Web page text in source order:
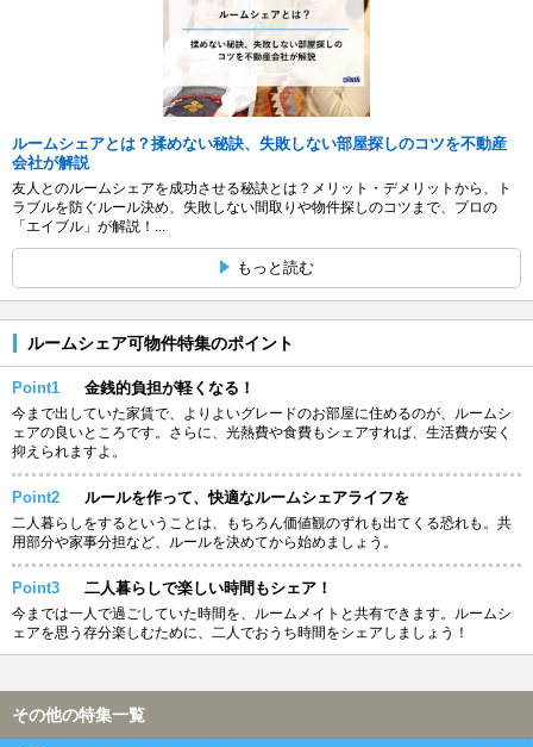
ルームシェアとは？揉めない秘訣、失敗しない部屋探しのコツを不動産
会社が解説
友人とのルームシェアを成功させる秘訣とは？メリット・デメリットから、ト
ラブルを防ぐルール決め、失敗しない間取りや物件探しのコツまで、プロの
「エイブル」が解説！...
もっと読む
ルームシェア可物件特集のポイント
Point1 金銭的負担が軽くなる！
今まで出していた家賃で、よりよいグレードのお部屋に住めるのが、ルームシ
ェアの良いところです。さらに、光熱費や食費もシェアすれば、生活費が安く
抑えられますよ。
Point2 ルールを作って、快適なルームシェアライフを
二人暮らしをするということは、もちろん価値観のずれも出てくる恐れも。共
用部分や家事分担など、ルールを決めてから始めましょう。
Point3 二人暮らしで楽しい時間もシェア！
今までは一人で過ごしていた時間を、ルームメイトと共有できます。ルームシ
ェアを思う存分楽しむために、二人でおうち時間をシェアしましょう！
その他の特集一覧